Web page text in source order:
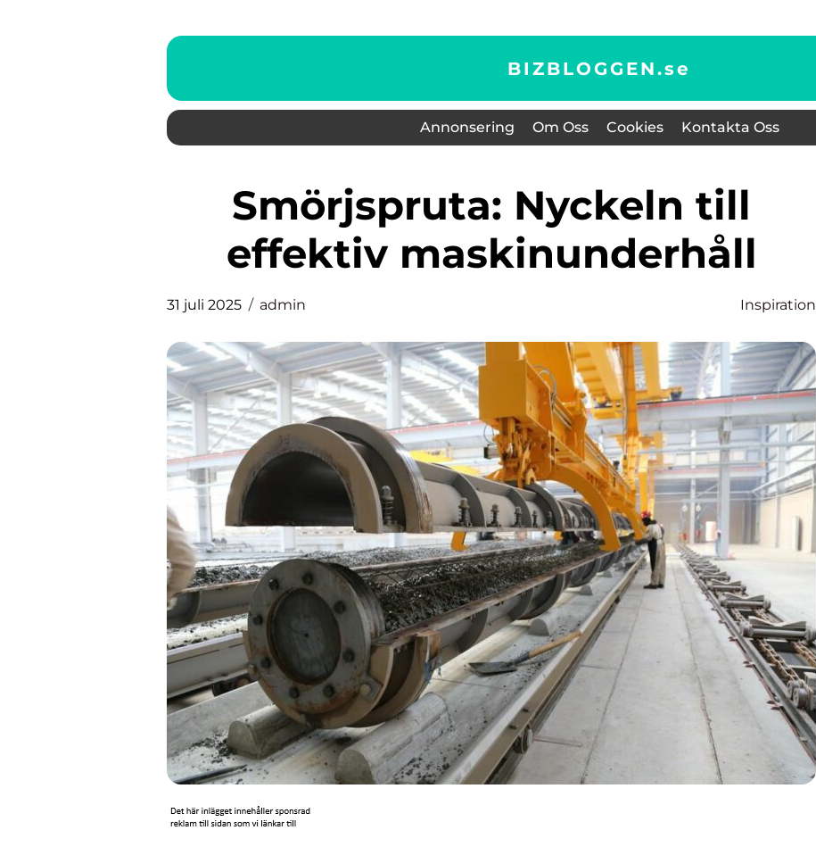
BIZBLOGGEN.se
Annonsering Om Oss Cookies Kontakta Oss
Smörjspruta: Nyckeln till
effektiv maskinunderhåll
31 juli 2025 admin Inspiration